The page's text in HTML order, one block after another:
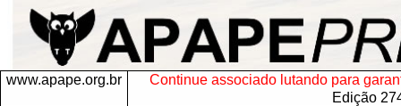
www.apape.org.br
Continue associado lutando para
Edição